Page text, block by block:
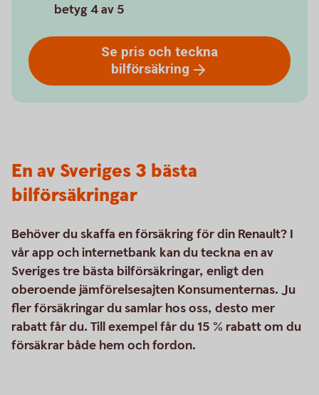
betyg 4 av 5
Se pris och teckna
bilförsäkring
En av Sveriges 3 bästa
bilförsäkringar
Behöver du skaffa en försäkring för din Renault? I
vår app och internetbank kan du teckna en av
Sveriges tre bästa bilförsäkringar, enligt den
oberoende jämförelsesajten Konsumenternas. Ju
fler försäkringar du samlar hos oss, desto mer
rabatt får du. Till exempel får du 15 % rabatt om du
försäkrar både hem och fordon.